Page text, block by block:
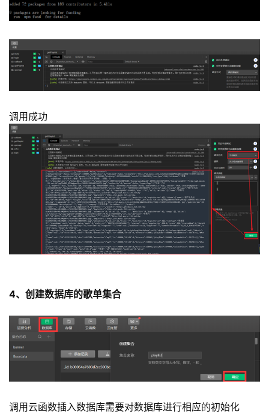
调用成功
4、创建数据库的歌单集合
调用云函数插入数据库需要对数据库进行相应的初始化